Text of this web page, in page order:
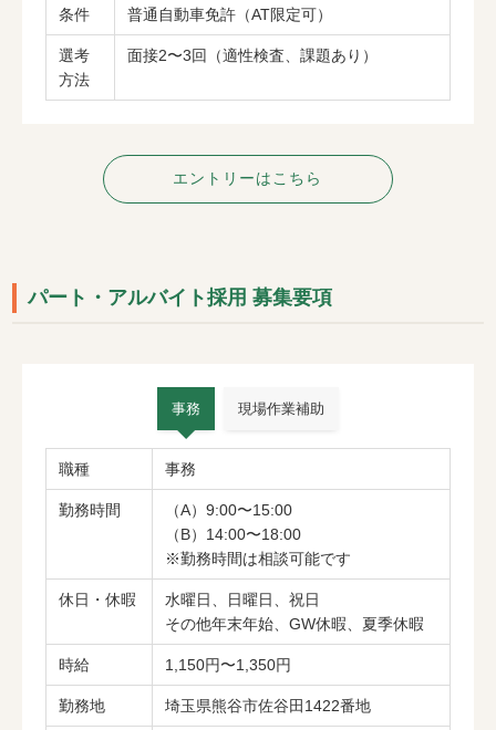
条件
普通自動車免許（AT限定可）
選考
方法
面接2〜3回（適性検査、課題あり）
エントリーはこちら
パート・アルバイト採用 募集要項
事務 現場作業補助
職種 事務
勤務時間
（A）9:00〜15:00
（B）14:00〜18:00
※勤務時間は相談可能です
休日・休暇
水曜日、日曜日、祝日
その他年末年始、GW休暇、夏季休暇
時給 1,150円〜1,350円
勤務地 埼玉県熊谷市佐谷田1422番地